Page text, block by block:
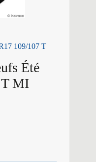
109/107 T
Été
T MI